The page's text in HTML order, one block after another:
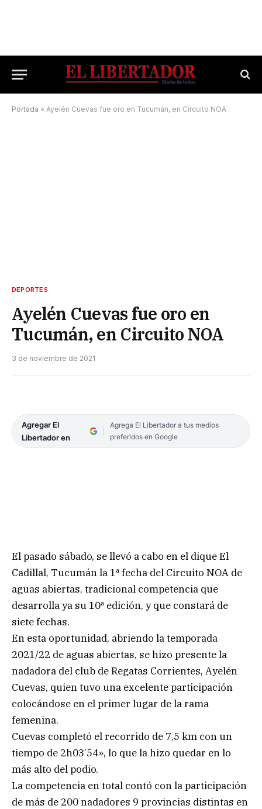
Portada » Ayelén Cuevas fue oro en Tucumán, en Circuito NOA
DEPORTES
Ayelén Cuevas fue oro en
Tucumán, en Circuito NOA
3 de noviembre de 2021
Agregar El
Libertador en
Agrega El Libertador a tus medios
preferidos en Google
El pasado sábado, se llevó a cabo en el dique El
Cadillal, Tucumán la 1ª fecha del Circuito NOA de
aguas abiertas, tradicional competencia que
desarrolla ya su 10ª edición, y que constará de
siete fechas.
En esta oportunidad, abriendo la temporada
2021/22 de aguas abiertas, se hizo presente la
nadadora del club de Regatas Corrientes, Ayelén
Cuevas, quien tuvo una excelente participación
colocándose en el primer lugar de la rama
femenina.
Cuevas completó el recorrido de 7,5 km con un
tiempo de 2h03’54», lo que la hizo quedar en lo
más alto del podio.
La competencia en total contó con la participación
de más de 200 nadadores 9 provincias distintas en